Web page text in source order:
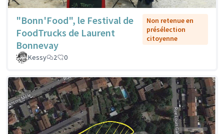
"Bonn'Food", le Festival de
FoodTrucks de Laurent
Bonnevay
Non retenue en
présélection
citoyenne
Kessy 2 0